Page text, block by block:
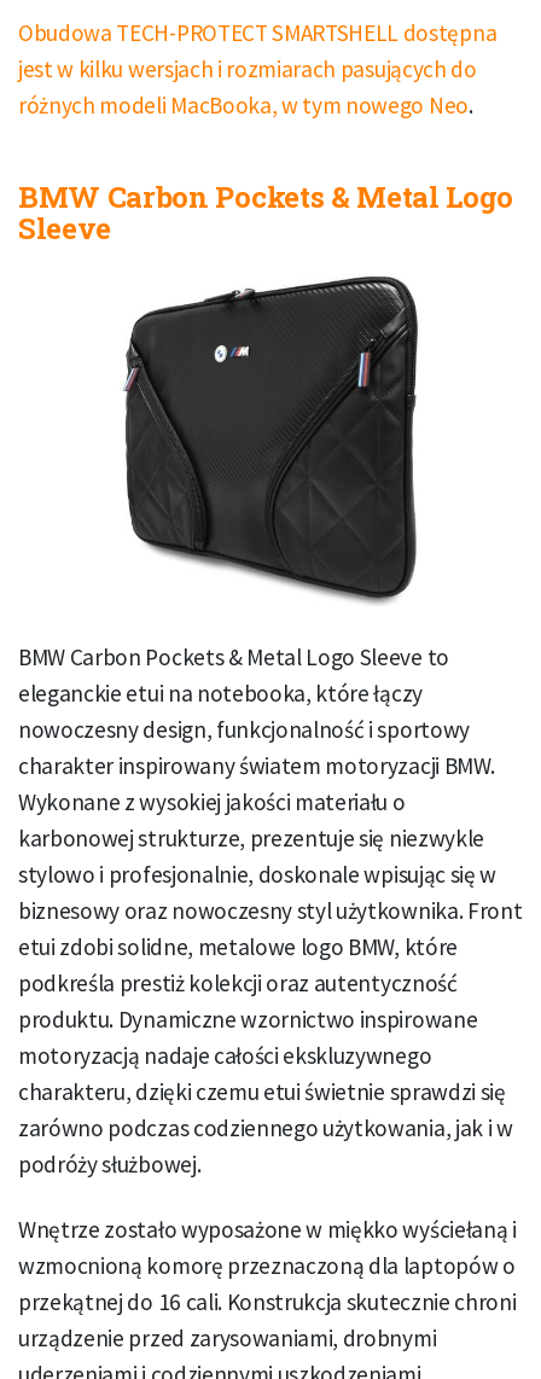
Obudowa TECH-PROTECT SMARTSHELL dostępna
jest w kilku wersjach i rozmiarach pasujących do
różnych modeli MacBooka, w tym nowego Neo.
BMW Carbon Pockets & Metal Logo
Sleeve
BMW Carbon Pockets & Metal Logo Sleeve to
eleganckie etui na notebooka, które łączy
nowoczesny design, funkcjonalność i sportowy
charakter inspirowany światem motoryzacji BMW.
Wykonane z wysokiej jakości materiału o
karbonowej strukturze, prezentuje się niezwykle
stylowo i profesjonalnie, doskonale wpisując się w
biznesowy oraz nowoczesny styl użytkownika. Front
etui zdobi solidne, metalowe logo BMW, które
podkreśla prestiż kolekcji oraz autentyczność
produktu. Dynamiczne wzornictwo inspirowane
motoryzacją nadaje całości ekskluzywnego
charakteru, dzięki czemu etui świetnie sprawdzi się
zarówno podczas codziennego użytkowania, jak i w
podróży służbowej.
Wnętrze zostało wyposażone w miękko wyściełaną i
wzmocnioną komorę przeznaczoną dla laptopów o
przekątnej do 16 cali. Konstrukcja skutecznie chroni
urządzenie przed zarysowaniami, drobnymi